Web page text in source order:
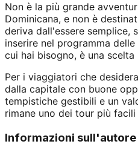
Non è la più grande
Dominicana, e non è
deriva dall'essere semplice,
inserire nel programma
cui hai bisogno, è una
Per i viaggiatori che
dalla capitale con buone
tempistiche gestibili e un
rimane uno dei tour più
Informazioni sull'autore